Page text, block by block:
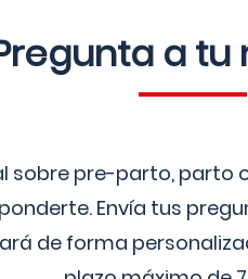
a
sobre pre-parto,
Envía tus
de forma